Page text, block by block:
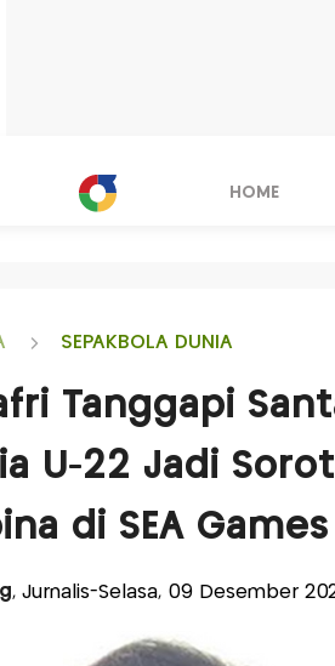
HOME
SEPAKBOLA DUNIA
Tanggapi
U-22 Jadi
di SEA
, Jurnalis-Selasa, 09 Desember